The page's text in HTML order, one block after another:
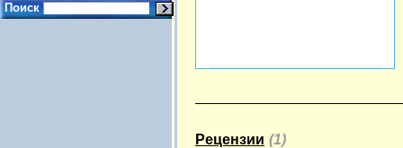
Поиск
Рецензии (1)